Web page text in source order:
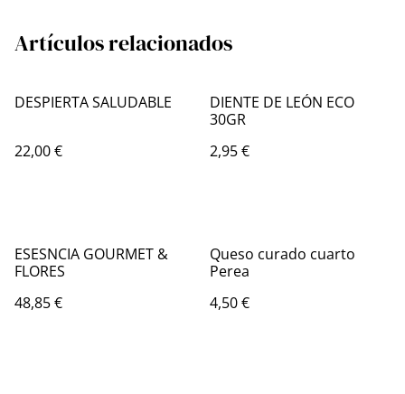
Artículos relacionados
DESPIERTA SALUDABLE
22,00 €
DIENTE DE LEÓN ECO
30GR
2,95 €
ESESNCIA GOURMET &
FLORES
48,85 €
Queso curado cuarto
Perea
4,50 €